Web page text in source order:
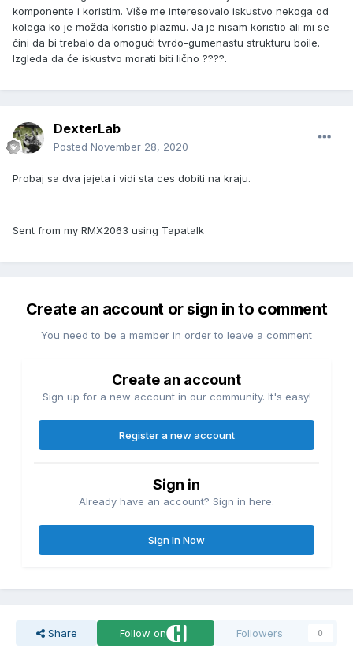
komponente i koristim. Više me interesovalo iskustvo nekoga od
kolega ko je možda koristio plazmu. Ja je nisam koristio ali mi se
čini da bi trebalo da omogući tvrdo-gumenastu strukturu boile.
Izgleda da će iskustvo morati biti lično ????.
DexterLab
Posted November 28, 2020
Probaj sa dva jajeta i vidi sta ces dobiti na kraju.
Sent from my RMX2063 using Tapatalk
Create an account or sign in to comment
You need to be a member in order to leave a comment
Create an account
Sign up for a new account in our community. It's easy!
Register a new account
Sign in
Already have an account? Sign in here.
Sign In Now
Share Follow on Followers 0